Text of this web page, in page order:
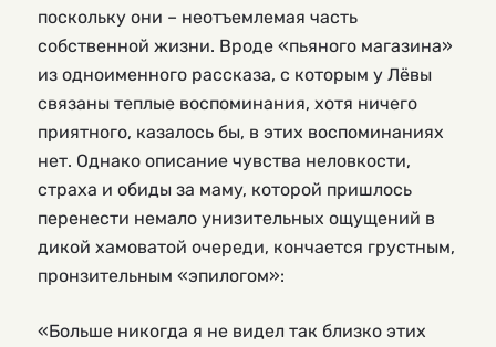
поскольку они – неотъемлемая часть
собственной жизни. Вроде «пьяного магазина»
из одноименного рассказа, с которым у Лёвы
связаны теплые воспоминания, хотя ничего
приятного, казалось бы, в этих воспоминаниях
нет. Однако описание чувства неловкости,
страха и обиды за маму, которой пришлось
перенести немало унизительных ощущений в
дикой хамоватой очереди, кончается грустным,
пронзительным «эпилогом»:
«Больше никогда я не видел так близко этих